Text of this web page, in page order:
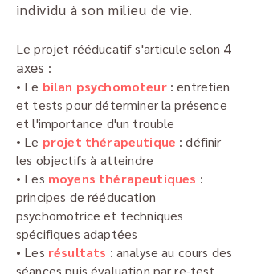
individu à son milieu de vie.
Le projet rééducatif s'articule selon 4
axes :
• Le bilan psychomoteur: entretien
et tests pour déterminer la présence
et l'importance d'un trouble
• Le projet thérapeutique : définir
les objectifs à atteindre
• Les moyens thérapeutiques :
principes de rééducation
psychomotrice et techniques
spécifiques adaptées
• Les résultats : analyse au cours des
séances puis évaluation par re-test